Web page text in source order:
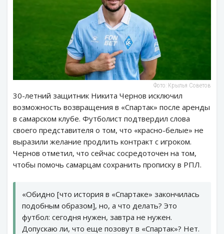
Фото: Крылья Советов
30-летний защитник Никита Чернов исключил
возможность возвращения в «Спартак» после аренды
в самарском клубе. Футболист подтвердил слова
своего представителя о том, что «красно-белые» не
выразили желание продлить контракт с игроком.
Чернов отметил, что сейчас сосредоточен на том,
чтобы помочь самарцам сохранить прописку в РПЛ.
«Обидно [что история в «Спартаке» закончилась
подобным образом], но, а что делать? Это
футбол: сегодня нужен, завтра не нужен.
Допускаю ли, что еще позовут в «Спартак»? Нет.